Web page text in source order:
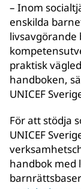
– Inom
enskilda
praktisk
handboken,
UNICEF
För att stödja
UNICEF
handbok med